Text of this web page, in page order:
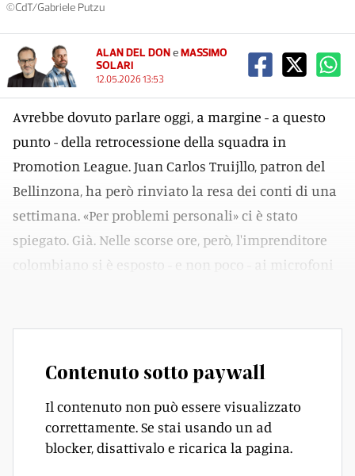
©CdT/Gabriele Putzu
ALAN DEL DONeMASSIMO
SOLARI
12.05.2026 13:53
Avrebbe dovuto parlare oggi, a margine - a questo
punto - della retrocessione della squadra in
Promotion League. Juan Carlos Truijllo, patron del
Bellinzona, ha però rinviato la resa dei conti di una
settimana. «Per problemi personali» ci è stato
spiegato. Già. Nelle scorse ore, però, l'imprenditore
colombiano si è esposto - e non poco - ai microfoni
Contenuto sotto paywall
Il contenuto non può essere visualizzato
correttamente. Se stai usando un ad
blocker, disattivalo e ricarica la pagina.